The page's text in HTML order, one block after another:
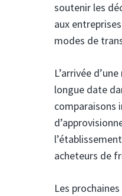
soutenir les
aux
modes de
L’arrivée
longue date
comparaisons
acheteurs de
Les